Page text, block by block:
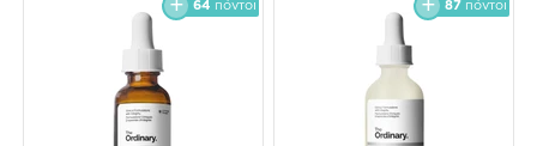
64 πόντοι 87 πόντοι